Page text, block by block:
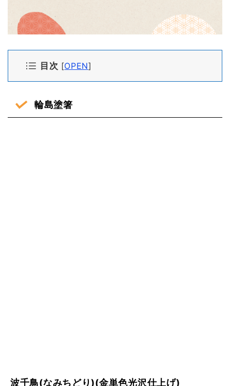
目次 [OPEN]
輪島塗箸
波千鳥(なみちどり)(金単色光沢仕上げ)